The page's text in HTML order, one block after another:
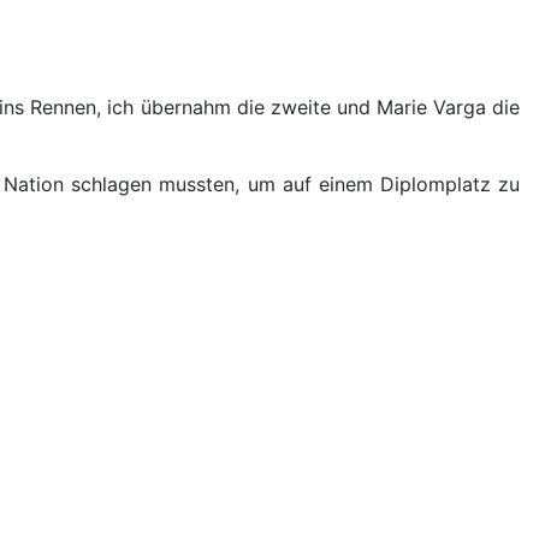
Rennen, ich übernahm die zweite und Marie Varga die
schlagen mussten, um auf einem Diplomplatz zu